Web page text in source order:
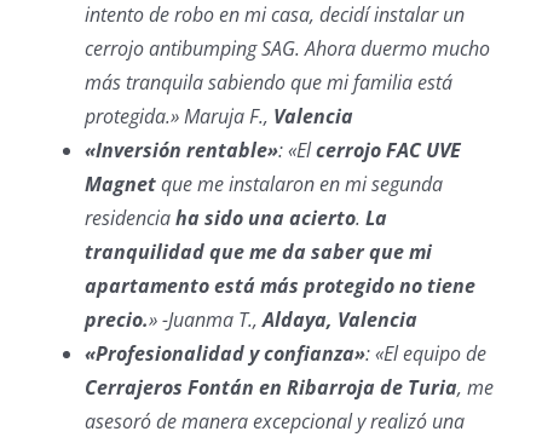
intento de robo en mi casa, decidí instalar un
cerrojo antibumping SAG. Ahora duermo mucho
más tranquila sabiendo que mi familia está
protegida.» Maruja F., Valencia
«Inversión rentable»: «Elcerrojo FAC UVE
Magnetque me instalaron en mi segunda
residenciaha sido una acierto. La
tranquilidad que me da saber que mi
apartamento está más protegido no tiene
precio.» -Juanma T.,Aldaya, Valencia
«Profesionalidad y confianza»: «El equipo de
Cerrajeros Fontán en Ribarroja de Turia, me
asesoró de manera excepcional y realizó una